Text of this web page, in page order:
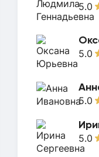
5.0
5.0
5.0
5.0